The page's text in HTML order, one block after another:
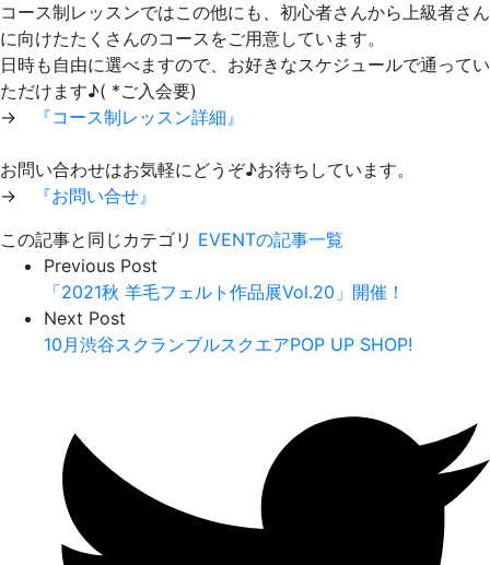
コース制レッスンではこの他にも、初心者さんから上級者さん
に向けたたくさんのコースをご用意しています。
日時も自由に選べますので、お好きなスケジュールで通ってい
ただけます♪( *ご入会要)
→
『コース制レッスン詳細』
お問い合わせはお気軽にどうぞ♪お待ちしています。
→
『お問い合せ』
この記事と同じカテゴリ EVENTの記事一覧
Previous Post
「2021秋 羊毛フェルト作品展Vol.20」開催！
Next Post
10月渋谷スクランブルスクエアPOP UP SHOP!